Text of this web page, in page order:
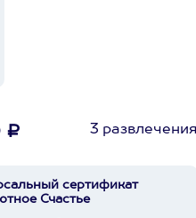
₽ 3
сертификат
Счастье